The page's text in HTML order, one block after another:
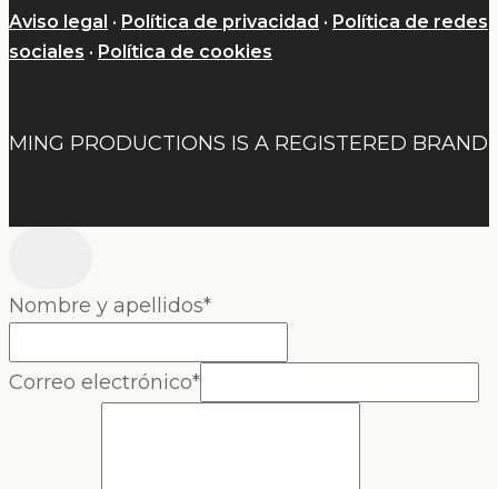
Aviso legal · Política de privacidad · Política de redes
sociales · Política de cookies
MING PRODUCTIONS IS A REGISTERED BRAND
Nombre y apellidos*
Correo electrónico*